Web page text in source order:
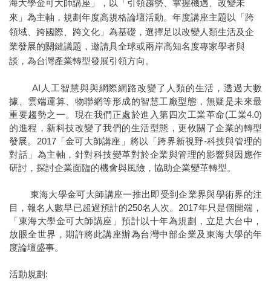
海大學金可大師講座」，以「引領趨勢、掌握機遇、改變未
來」為主軸，規劃年度高規格論壇活動。年度講座主題以「跨
領域、跨國際、跨文化」為基礎，選擇足以改變人類生活及企
業發展的關鍵議題，邀請具全球或兩岸高知名度專家學者與
談，為台灣產業轉型發展引領方向。
AI人工智慧與與網際網路改變了人類的生活，透過大數
據、雲端運算、物聯網等形成的智慧工廠型態，無疑是未來最
重要趨勢之一。現在我們正處於進入第四次工業革命(工業4.0)
的進程，新科技改變了我們的生活型態，更攸關了企業的轉型
發展。2017「金可大師講座」將以「跨界新視野-科技與管理的
對話」為主軸，針對科技變革對於企業與管理的影響與因應作
研討，探討企業面臨的機會與風險，協助企業變革轉型。
東海大學金可大師講座一推出即受到企業界與學術界的注
目，報名人數早已超過預計的250名人次。2017年只是個開端，
「東海大學金可大師講座」預計以十年為規劃，立足大台中，
放眼全世界，期許將此講座辦為台灣中部企業及東海大學的年
度論壇盛事。
活動規劃 :